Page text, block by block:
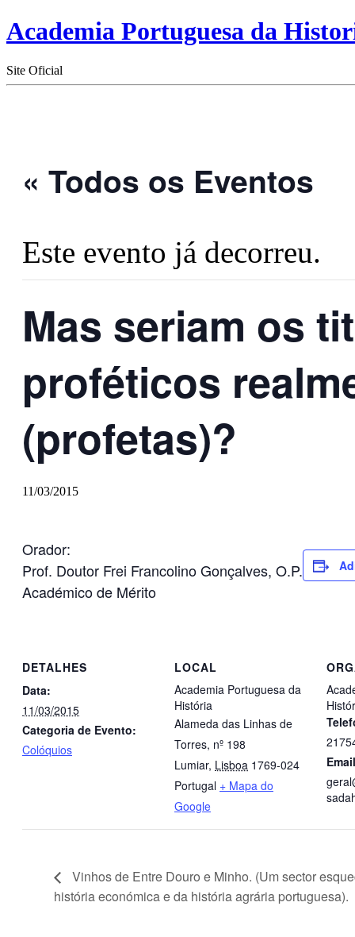
Academia Portuguesa da
Site Oficial
« Todos os Eventos
Este evento já decorreu.
Mas seriam os
proféticos
(profetas)?
11/03/2015
Orador:
Prof. Doutor Frei Francolino Gonçalves, O.P.
Académico de Mérito
DETALHES
Data:
11/03/2015
Categoria de Evento:
Colóquios
LOCAL
Academia Portuguesa da
História
Alameda das Linhas de
Torres, nº 198
Lumiar, Lisboa 1769-024
Portugal + Mapa do
Google
Email
Vinhos de Entre Douro e Minho. (Um sector
história económica e da história agrária portuguesa).